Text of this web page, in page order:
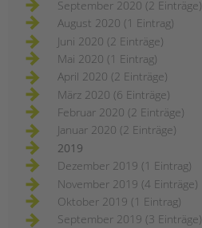
September 2020 (2 Einträge)
August 2020 (1 Eintrag)
Juni 2020 (2 Einträge)
Mai 2020 (1 Eintrag)
April 2020 (2 Einträge)
März 2020 (6 Einträge)
Februar 2020 (2 Einträge)
Januar 2020 (2 Einträge)
2019
Dezember 2019 (1 Eintrag)
November 2019 (4 Einträge)
Oktober 2019 (1 Eintrag)
September 2019 (3 Einträge)